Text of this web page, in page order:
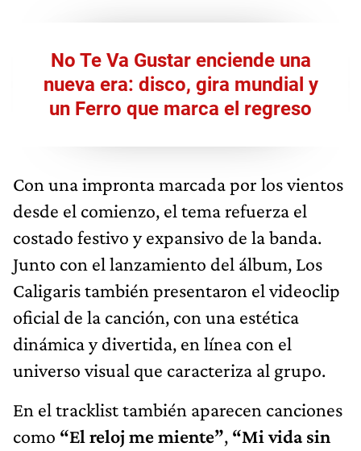
No Te Va Gustar enciende una
nueva era: disco, gira mundial y
un Ferro que marca el regreso
Con una impronta marcada por los vientos
desde el comienzo, el tema refuerza el
costado festivo y expansivo de la banda.
Junto con el lanzamiento del álbum, Los
Caligaris también presentaron el videoclip
oficial de la canción, con una estética
dinámica y divertida, en línea con el
universo visual que caracteriza al grupo.
En el tracklist también aparecen canciones
como “El reloj me miente”, “Mi vida sin